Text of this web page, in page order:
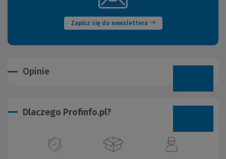
Zapisz się do newslettera
okno)
Opinie
Dlaczego Profinfo.pl?